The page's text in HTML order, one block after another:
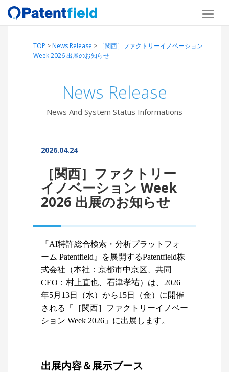
TOP >News Release >
［関西］ファクトリーイノベーション
Week 2026 出展のお知らせ
News Release
News And System Status Informations
2026.04.24
［関西］ファクトリー
イノベーション Week
2026 出展のお知らせ
『AI特許総合検索・分析プラットフォ
ーム Patentfield』を展開するPatentfield株
式会社（本社：京都市中京区、共同
CEO：村上直也、石津孝祐）は、2026
年5月13日（水）から15日（金）に開催
される「［関西］ファクトリーイノベー
ション Week 2026」に出展します。
出展内容＆展示ブース